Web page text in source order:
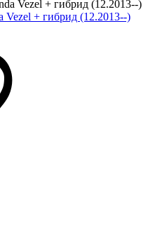
+ гибрид (12.2013--)